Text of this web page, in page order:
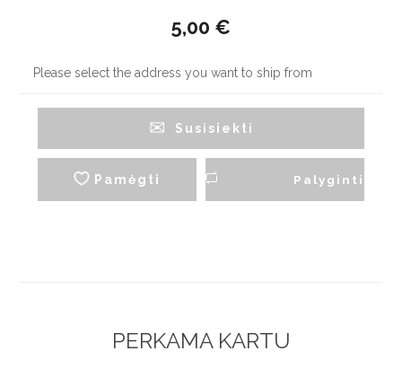
5,00 €
Please select the address you want to ship from
Pamėgti
Susisiekti
Palyginti
PERKAMA KARTU